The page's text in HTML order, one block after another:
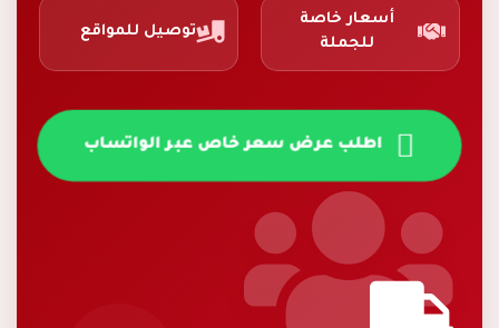
أسعار خاصة
للجملة
توصيل للمواقع
اطلب عرض سعر خاص عبر الواتساب